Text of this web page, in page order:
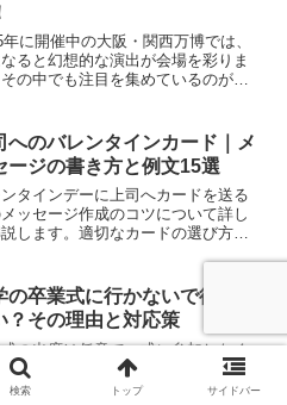
年に開催中の大阪・関西万博では、
ると幻想的な演出が会場を彩りま
の中でも注目を集めているのが、
夜空に織りなす光のアー...
へのバレンタインカード｜メ
ージの書き方と例文15選
タインデーに上司へカードを送る
ッセージ作成のコツについて詳し
説します。適切なカードの選び方や
体的な書き方と例文を用いて、ポ
を明確にします。上...
の卒業式に行かないで後悔し
？その理由と対応策
の出席は任意で、式に参加しなく
卒業そのものや学業評価に影響はあ
せん。ただ、卒業式を欠席したこと
検索 トップ サイドバー